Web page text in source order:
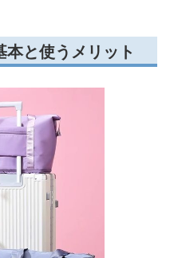
と使うメリット